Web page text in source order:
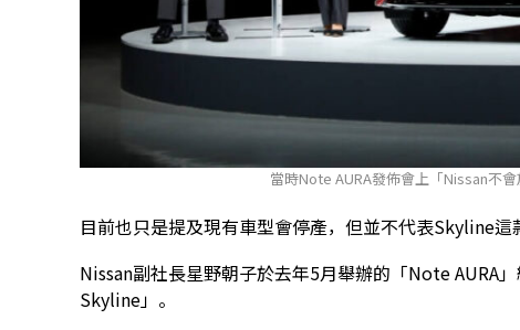
當時Note AURA發佈會上「Nissan不
目前也只是提及現有車型會停產，但並不代表Skyline這
Nissan副社長星野朝子於去年5月舉辦的「Note AURA
Skyline」。